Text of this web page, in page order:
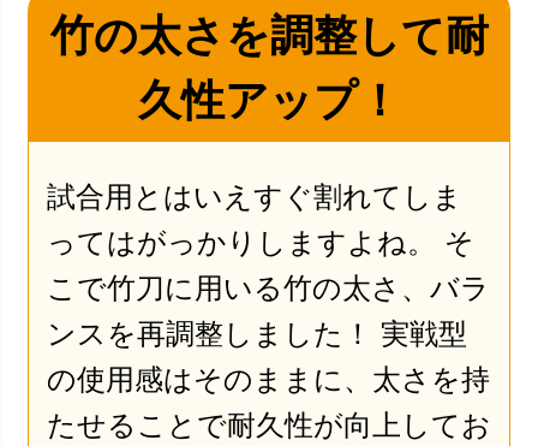
竹の太さを調整して耐
久性アップ！
試合用とはいえすぐ割れてしま
ってはがっかりしますよね。 そ
こで竹刀に用いる竹の太さ、バラ
ンスを再調整しました！ 実戦型
の使用感はそのままに、太さを持
たせることで耐久性が向上してお